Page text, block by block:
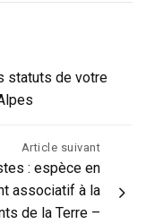
statuts de votre
Article suivant
: espèce en
associatif à la
de la Terre –